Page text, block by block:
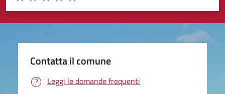
Valuta 5 stelle su 5
Valuta 4 stelle su 5
Valuta 3 stelle su 5
Valuta 2 stelle su 5
Valuta 1 stelle su 5
Contatta il comune
Leggi le domande frequenti